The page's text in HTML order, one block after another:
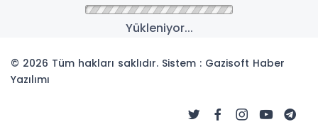
Yükleniyor...
© 2026 Tüm hakları saklıdır. Sistem : Gazisoft Haber
Yazılımı